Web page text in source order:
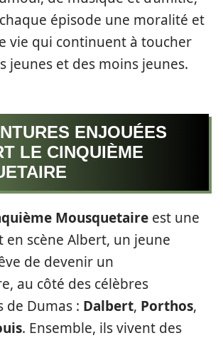
épisode une moralité et
vie qui continuent à toucher
jeunes et des moins jeunes.
ENJOUÉES
LE CINQUIÈME
Mousquetaire est une
en scène Albert, un jeune
de devenir un
au côté des célèbres
de Dumas : Dalbert, Porthos,
. Ensemble, ils vivent des